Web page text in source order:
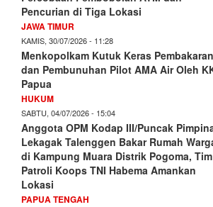
Pencurian di Tiga Lokasi
JAWA TIMUR
KAMIS, 30/07/2026 - 11:28
Menkopolkam Kutuk Keras Pembakaran
dan Pembunuhan Pilot AMA Air Oleh
Papua
HUKUM
SABTU, 04/07/2026 - 15:04
Anggota OPM Kodap III/Puncak
Lekagak Talenggen Bakar Rumah
di Kampung Muara Distrik Pogoma, Tim
Patroli Koops TNI Habema Amankan
Lokasi
PAPUA TENGAH